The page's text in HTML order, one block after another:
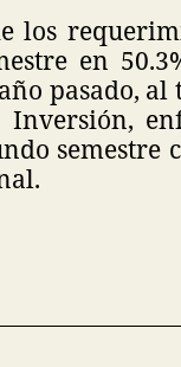
los
en
pasado,
semestre